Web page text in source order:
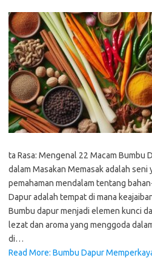
ta Rasa: Mengenal 22 Macam Bumbu
dalam Masakan Memasak adalah seni
pemahaman mendalam tentang
Dapur adalah tempat di mana
Bumbu dapur menjadi elemen kunci
lezat dan aroma yang menggoda
di…
Read More: Bumbu Dapur